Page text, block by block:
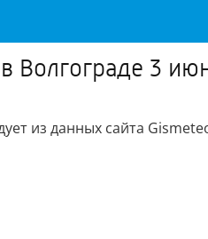
Волгограде 3
из данных сайта